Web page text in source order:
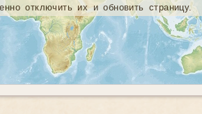
отключить их и обновить страницу.